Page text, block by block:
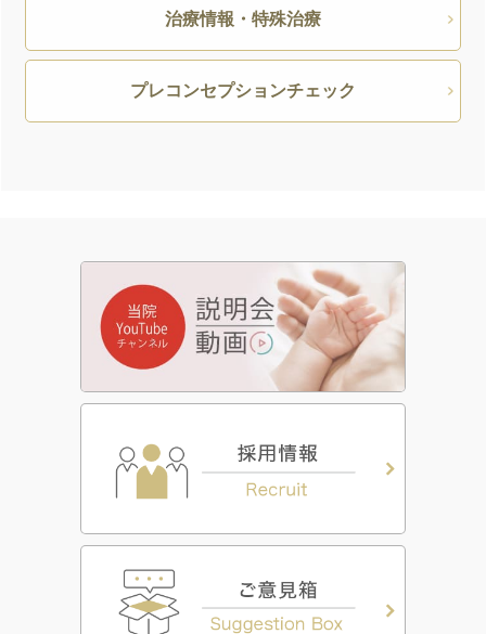
治療情報・特殊治療
プレコンセプションチェック